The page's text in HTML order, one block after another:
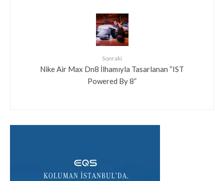
Sonraki
Nike Air Max Dn8 İlhamıyla Tasarlanan “IST
Powered By 8”